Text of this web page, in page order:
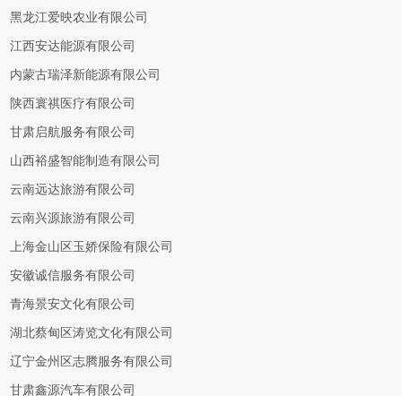
黑龙江爱映农业有限公司
江西安达能源有限公司
内蒙古瑞泽新能源有限公司
陕西寰祺医疗有限公司
甘肃启航服务有限公司
山西裕盛智能制造有限公司
云南远达旅游有限公司
云南兴源旅游有限公司
上海金山区玉娇保险有限公司
安徽诚信服务有限公司
青海景安文化有限公司
湖北蔡甸区涛览文化有限公司
辽宁金州区志腾服务有限公司
甘肃鑫源汽车有限公司